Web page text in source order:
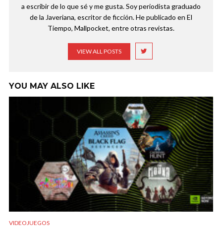
a escribir de lo que sé y me gusta. Soy periodista graduado
de la Javeriana, escritor de ficción. He publicado en El
Tiempo, Mallpocket, entre otras revistas.
VIEW ALL POSTS
YOU MAY ALSO LIKE
VIDEOJUEGOS